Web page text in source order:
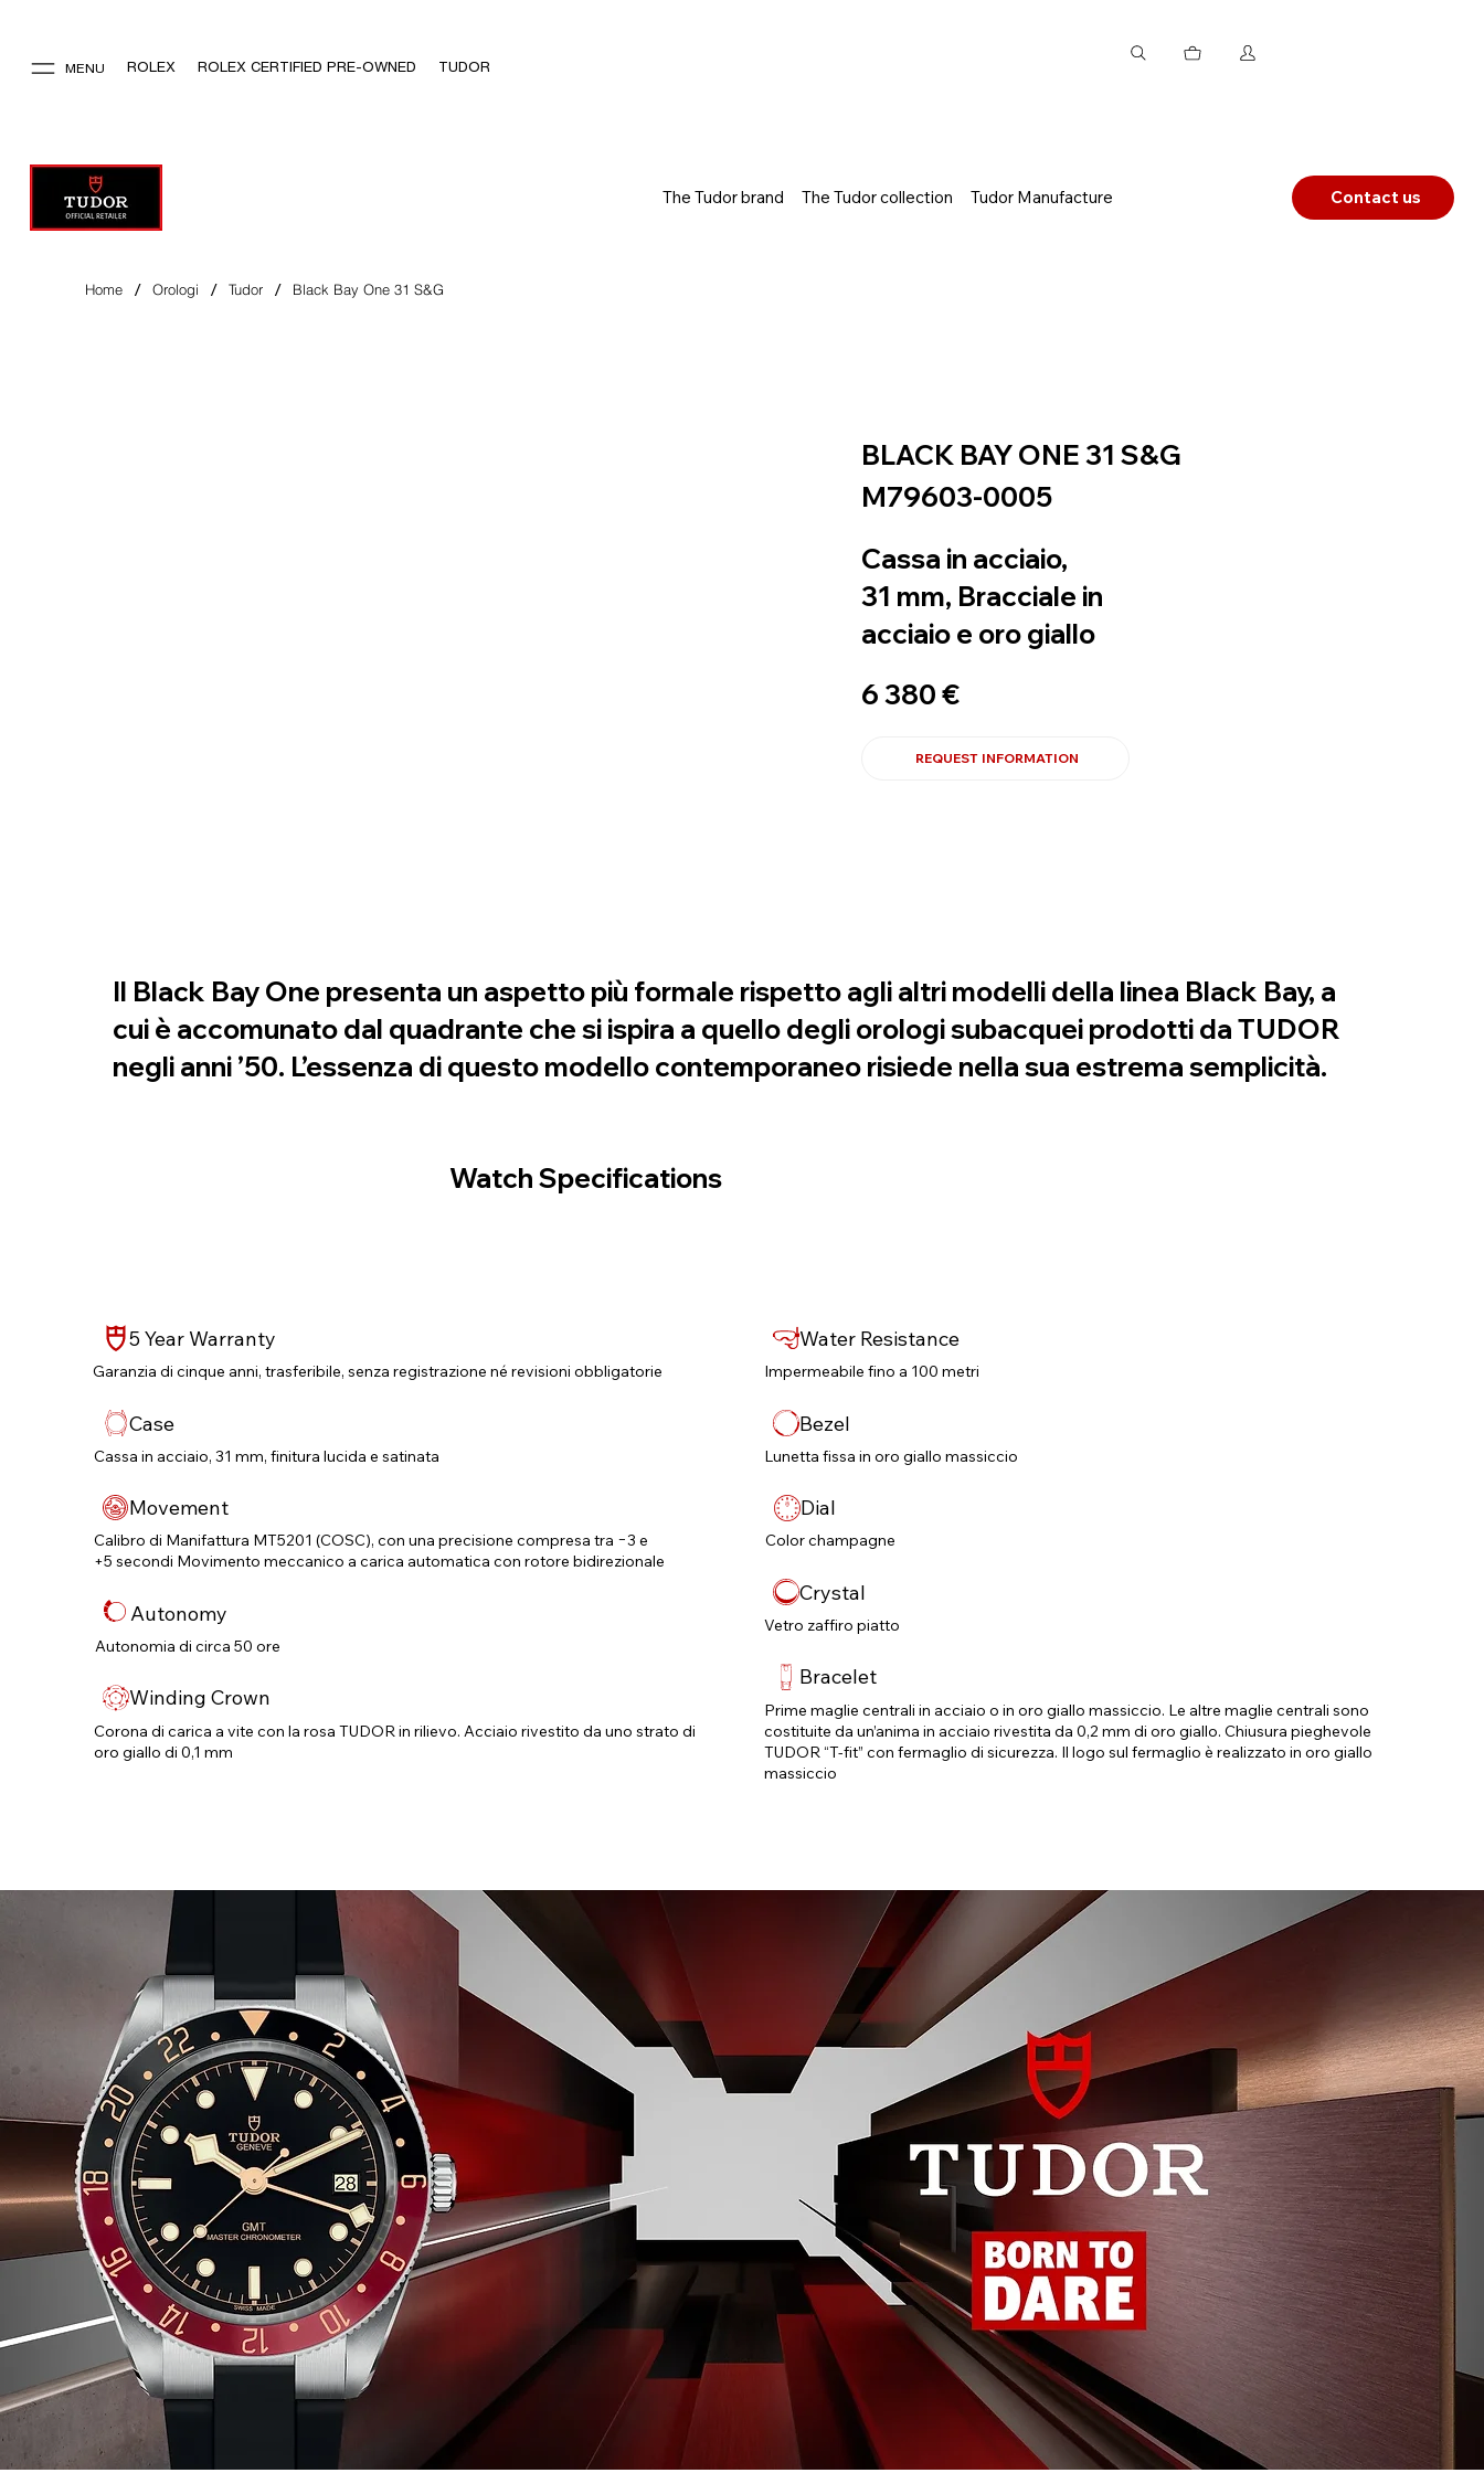
MENU ROLEX ROLEX CERTIFIED PRE-OWNED TUDOR
The Tudor brand The Tudor collection Tudor Manufacture Contact us
Home / Orologi / Tudor / Black Bay One 31 S&G
BLACK BAY ONE 31 S&G
M79603-0005
Cassa in acciaio,
31 mm, Bracciale in
acciaio e oro giallo
6 380 €
REQUEST INFORMATION
Il Black Bay One presenta un aspetto più formale rispetto agli altri modelli della linea Black Bay, a
cui è accomunato dal quadrante che si ispira a quello degli orologi subacquei prodotti da TUDOR
negli anni ’50. L’essenza di questo modello contemporaneo risiede nella sua estrema semplicità.
Watch Specifications
5 Year Warranty
Garanzia di cinque anni, trasferibile, senza registrazione né revisioni obbligatorie​
Case
Cassa in acciaio, 31 mm, finitura lucida e satinata
Movement
Calibro di Manifattura MT5201 (COSC), con una precisione compresa tra −3 e
+5 secondi Movimento meccanico a carica automatica con rotore bidirezionale
Autonomy
Autonomia di circa 50 ore
Winding Crown
Corona di carica a vite con la rosa TUDOR in rilievo. Acciaio rivestito da uno strato di
oro giallo di 0,1 mm
Water Resistance
Impermeabile fino a 100 metri
Bezel
Lunetta fissa in oro giallo massiccio
Dial
Color champagne
Crystal
Vetro zaffiro piatto
Bracelet
Prime maglie centrali in acciaio o in oro giallo massiccio. Le altre maglie centrali sono
costituite da un’anima in acciaio rivestita da 0,2 mm di oro giallo. Chiusura pieghevole
TUDOR “T‑fit” con fermaglio di sicurezza. Il logo sul fermaglio è realizzato in oro giallo
massiccio